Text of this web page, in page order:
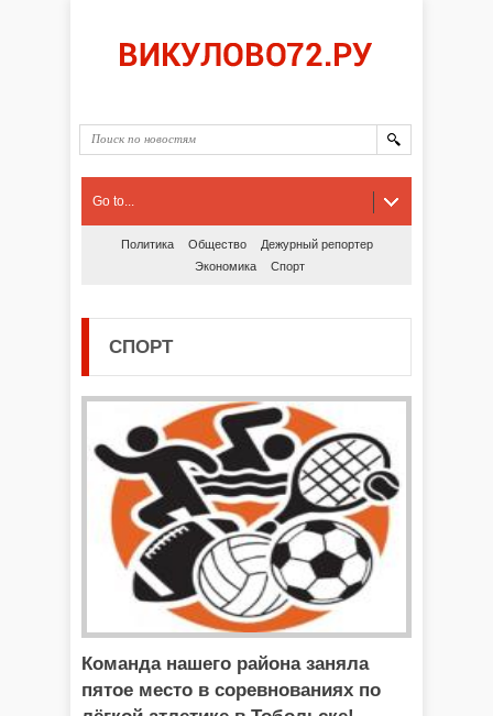
Go to...
Политика Общество
Дежурный репортер
Экономика
Спорт
СПОРТ
Команда нашего района заняла
пятое место в соревнованиях по